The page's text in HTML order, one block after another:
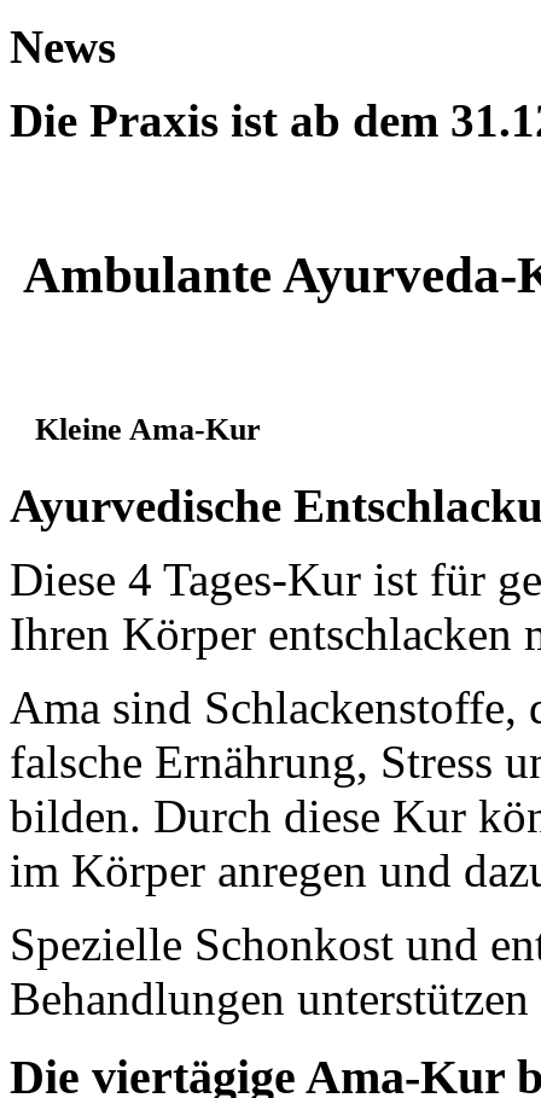
News
Die Praxis ist ab dem
Ambulante Ayurveda-
Kleine Ama-Kur
Ayurvedische
Diese 4 Tages-Kur ist für
Ihren Körper entschlacken
Ama sind
falsche Ernährung, Stress
bilden. Durch diese Kur
im Körper anregen und
Spezielle Schonkost und
Behandlungen
Die viertägige Ama-Kur